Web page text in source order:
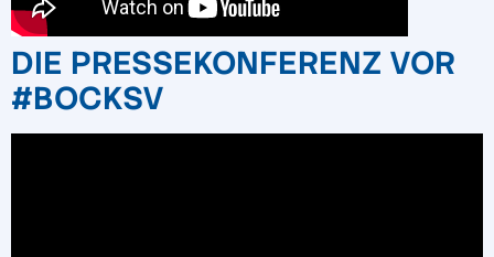
DIE PRESSEKONFERENZ VOR
#BOCKSV